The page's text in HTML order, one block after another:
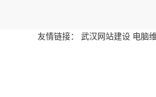
友情链接： 武汉网站建设 电脑